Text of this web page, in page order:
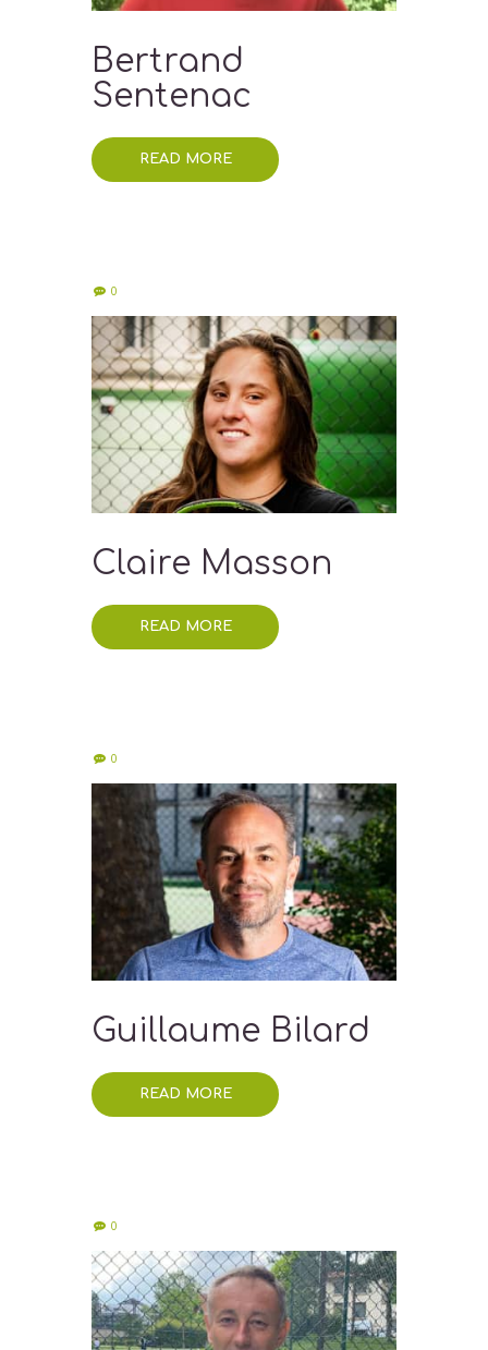
Bertrand
Sentenac
READ MORE
0
Claire Masson
READ MORE
0
Guillaume Bilard
READ MORE
0